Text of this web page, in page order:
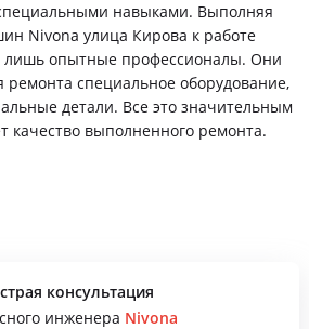
навыками. Выполняя
Nivona улица Кирова к работе
лишь опытные профессионалы. Они
ремонта специальное оборудование,
детали. Все это значительным
качество выполненного ремонта.
консультация
инженера Nivona